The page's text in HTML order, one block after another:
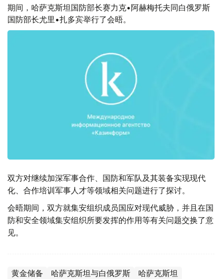
期间，哈萨克斯坦国防部长赛力克•阿赫梅托夫同白俄罗斯
国防部长尤里•扎多宾举行了会晤。
双方对继续加深军事合作、国防和军队及其装备实现现代
化、合作培训军事人才等领域相关问题进行了探讨。
会晤期间，双方就集安组织成员国应对现代威胁，并且在国
防和安全领域集安组织所要发挥的作用等有关问题交换了意
见。
黄金储备 哈萨克斯坦与白俄罗斯 哈萨克斯坦